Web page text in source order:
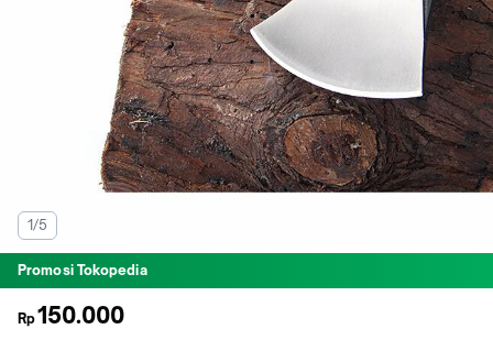
1/5
Promosi Tokopedia
Rp150.000